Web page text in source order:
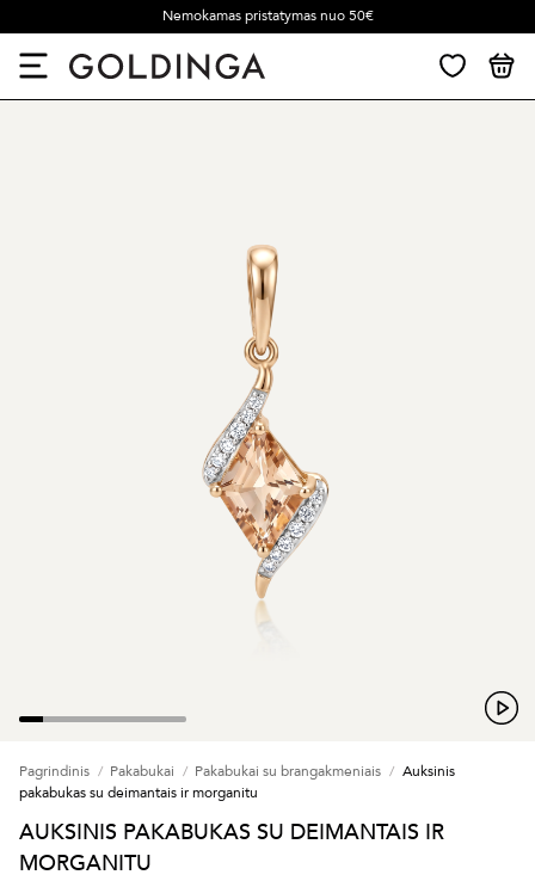
Nemokamas pristatymas nuo 50€
Pagrindinis Pakabukai Pakabukai su brangakmeniais
Auksinis
pakabukas su deimantais ir morganitu
AUKSINIS PAKABUKAS SU DEIMANTAIS IR
MORGANITU